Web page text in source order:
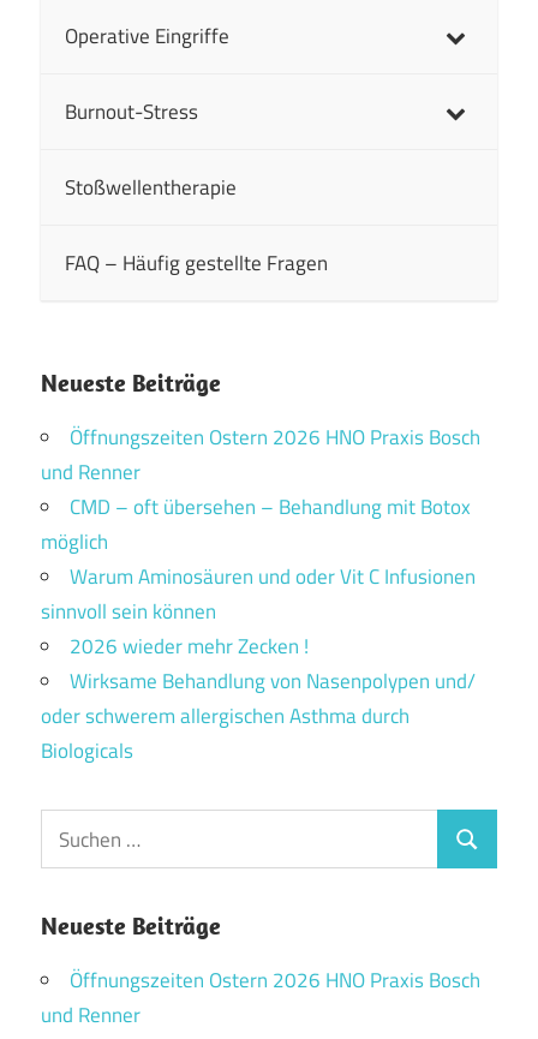
Operative Eingriffe
Burnout-Stress
Stoßwellentherapie
FAQ – Häufig gestellte Fragen
Neueste Beiträge
Öffnungszeiten Ostern 2026 HNO Praxis Bosch
und Renner
CMD – oft übersehen – Behandlung mit Botox
möglich
Warum Aminosäuren und oder Vit C Infusionen
sinnvoll sein können
2026 wieder mehr Zecken !
Wirksame Behandlung von Nasenpolypen und/
oder schwerem allergischen Asthma durch
Biologicals
Suchen
nach:
Suchen
Neueste Beiträge
Öffnungszeiten Ostern 2026 HNO Praxis Bosch
und Renner